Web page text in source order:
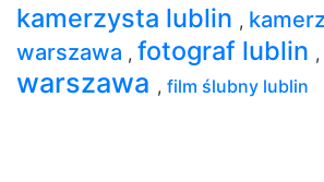
kamerzysta lublin ,
warszawa , fotograf lublin ,
warszawa , film ślubny lublin